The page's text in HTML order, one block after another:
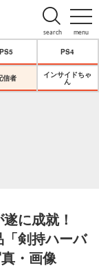
menu
search
PS5 PS4
信者
インサイドちゃ
ん
に成就！
「剣持ハーバ
・画像